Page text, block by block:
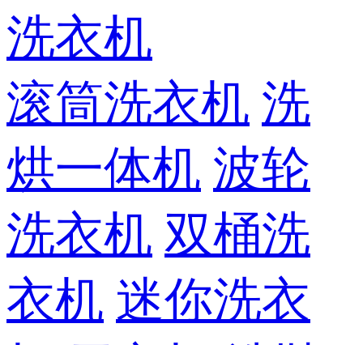
洗衣机
滚筒洗衣机 洗
烘一体机 波轮
洗衣机 双桶洗
衣机 迷你洗衣